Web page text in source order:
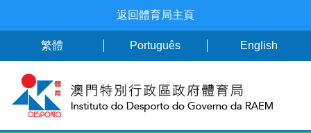
返回體育局主頁
繁體 Português English